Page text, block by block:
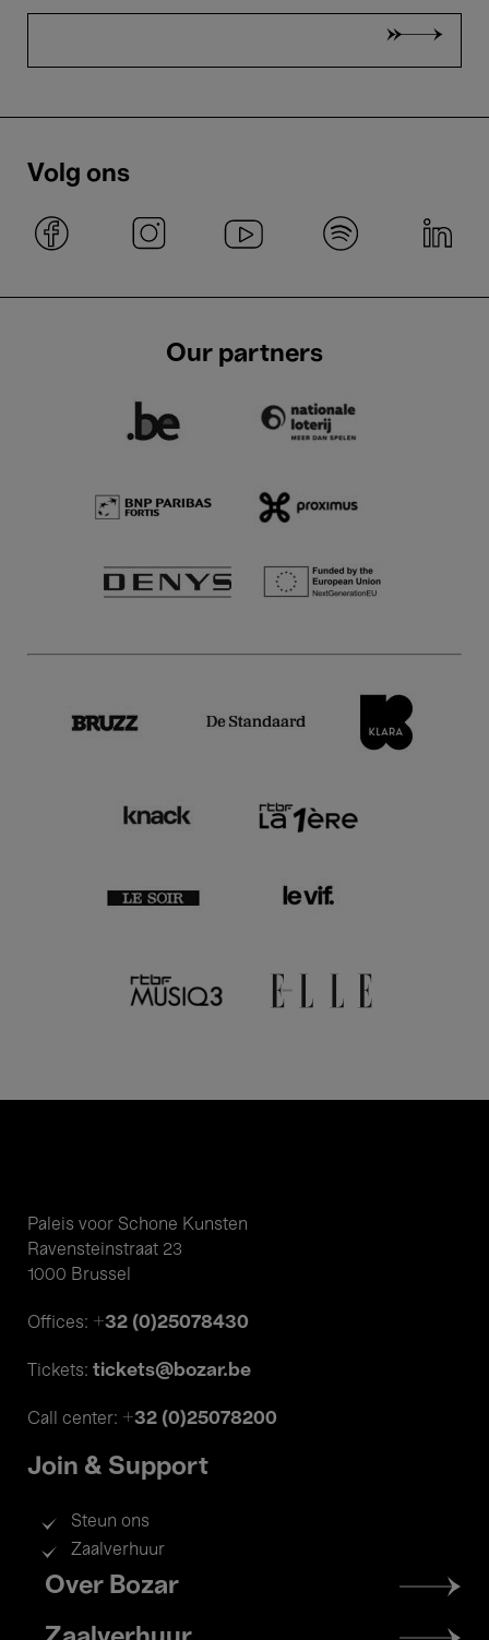
Volg ons
Our partners
Paleis voor Schone Kunsten
Ravensteinstraat 23
1000 Brussel
Offices: +32 (0)25078430
Tickets: tickets@bozar.be
Call center: +32 (0)25078200
Join & Support
Steun ons
Zaalverhuur
Footer
menu
Over Bozar